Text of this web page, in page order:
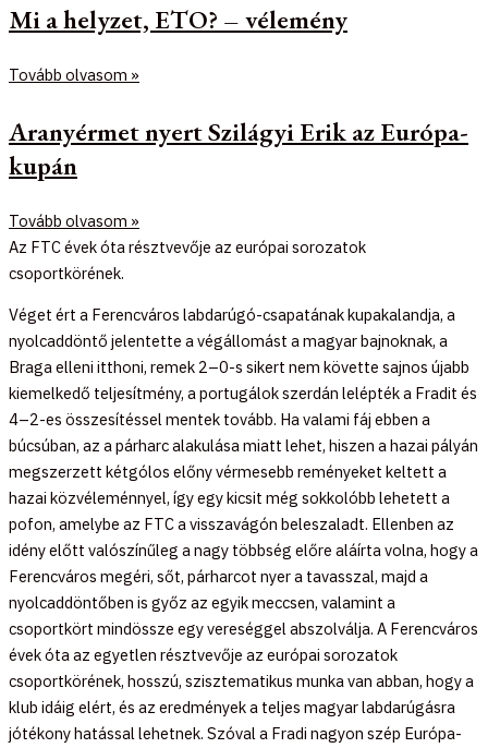
Mi a helyzet, ETO? – vélemény
Tovább olvasom »
Aranyérmet nyert Szilágyi Erik az Európa-
kupán
Tovább olvasom »
Az FTC évek óta résztvevője az európai sorozatok
csoportkörének.
Véget ért a Ferencváros labdarúgó-csapatának kupakalandja, a
nyolcaddöntő jelentette a végállomást a magyar bajnoknak, a
Braga elleni itthoni, remek 2–0-s sikert nem követte sajnos újabb
kiemelkedő teljesítmény, a portugálok szerdán lelépték a Fradit és
4–2-es összesítéssel mentek tovább. Ha valami fáj ebben a
búcsúban, az a párharc alakulása miatt lehet, hiszen a hazai pályán
megszerzett kétgólos előny vérmesebb reményeket keltett a
hazai közvéleménnyel, így egy kicsit még sokkolóbb lehetett a
pofon, amelybe az FTC a visszavágón beleszaladt. Ellenben az
idény előtt valószínűleg a nagy többség előre aláírta volna, hogy a
Ferencváros megéri, sőt, párharcot nyer a tavasszal, majd a
nyolcaddöntőben is győz az egyik meccsen, valamint a
csoportkört mindössze egy vereséggel abszolválja. A Ferencváros
évek óta az egyetlen résztvevője az európai sorozatok
csoportkörének, hosszú, szisztematikus munka van abban, hogy a
klub idáig elért, és az eredmények a teljes magyar labdarúgásra
jótékony hatással lehetnek. Szóval a Fradi nagyon szép Európa-